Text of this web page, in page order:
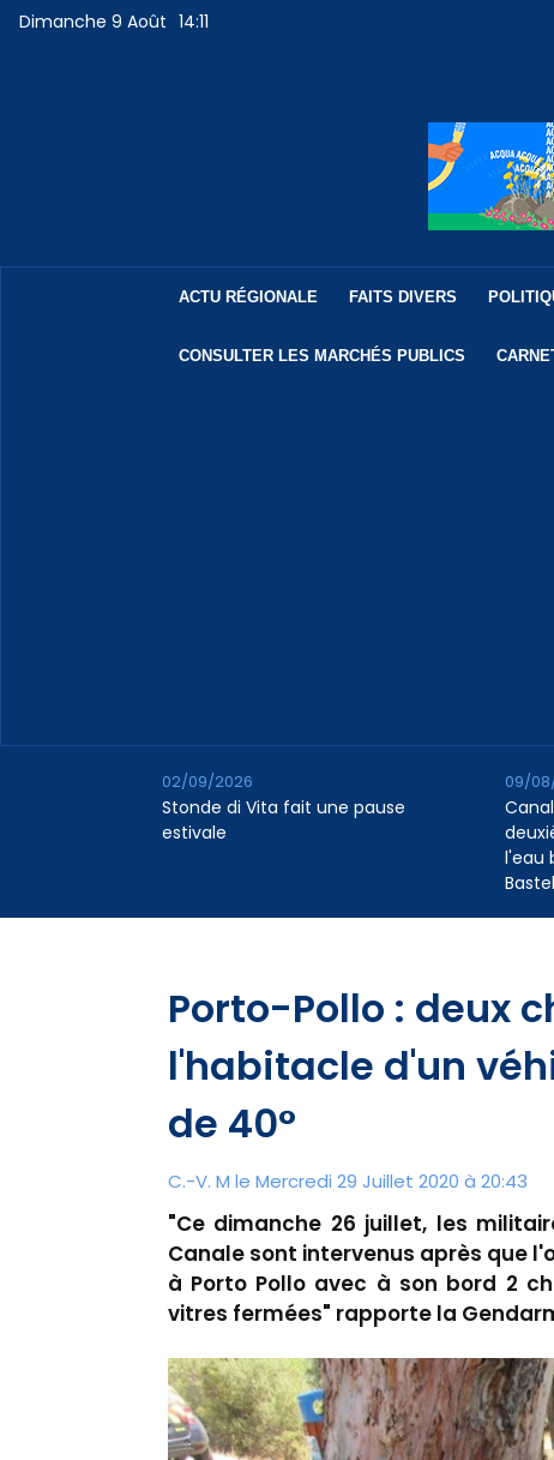
Dimanche 9 Août 14:11
ACTU RÉGIONALE FAITS DIVERS
CONSULTER LES MARCHÉS PUBLICS
Stonde di Vita fait une pause
estivale
02/09/2026
l'eau
09/
Porto-Pollo : deux
l'habitacle d'un
de 40°
C.-V. M le Mercredi 29 Juillet 2020 à 20:43
"Ce dimanche 26 juillet, les
Canale sont intervenus après que
à Porto Pollo avec à son bord 2
vitres fermées" rapporte la